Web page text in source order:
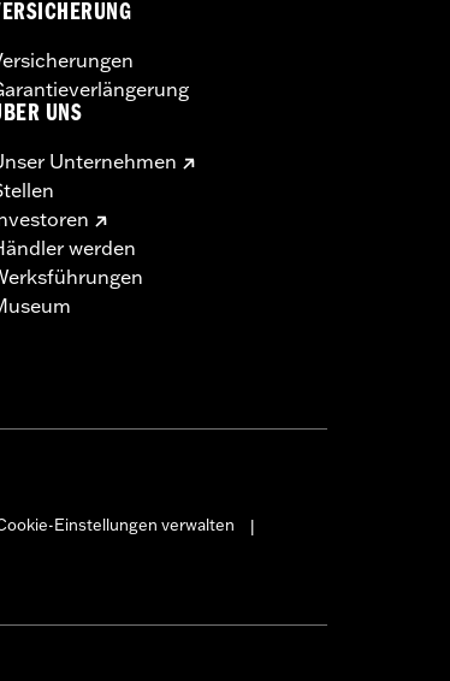
UNS
Unternehmen
werden
Einstellungen verwalten